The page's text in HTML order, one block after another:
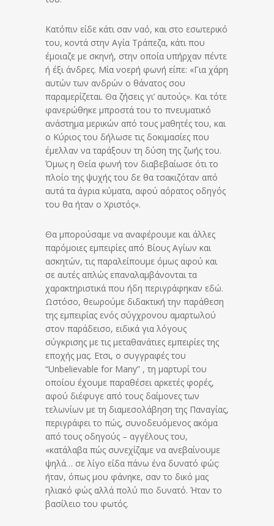
Κατόπιν είδε κάτι σαν ναό, και στο εσωτερικό
του, κοντά στην Αγία Τράπεζα, κάτι που
έμοιαζε με σκηνή, στην οποία υπήρχαν πέντε
ή έξι άνδρες. Μία νοερή φωνή είπε: «Για χάρη
αυτών των ανδρών ο θάνατος σου
παραμερίζεται. Θα ζήσεις γι’ αυτούς». Και τότε
φανερώθηκε μπροστά του το πνευματικό
ανάστημα μερικών από τους μαθητές του, και
ο Κύριος του δήλωσε τις δοκιμασίες που
έμελλαν να ταράξουν τη δύση της ζωής του.
Όμως η Θεία φωνή τον διαβεβαίωσε ότι το
πλοίο της ψυχής του δε θα τσακιζόταν από
αυτά τα άγρια κύματα, αφού αόρατος οδηγός
του θα ήταν ο Χριστός».
Θα μπορούσαμε να αναφέρουμε και άλλες
παρόμοιες εμπειρίες από Βίους Αγίων και
ασκητών, τις παραλείπουμε όμως αφού και
σε αυτές απλώς επαναλαμβάνονται τα
χαρακτηριστικά που ήδη περιγράφηκαν εδώ.
Ωστόσο, θεωρούμε διδακτική την παράθεση
της εμπειρίας ενός σύγχρονου αμαρτωλού
στον παράδεισο, ειδικά για λόγους
σύγκρισης με τις μεταθανάτιες εμπειρίες της
εποχής μας. Ετσι, ο συγγραφές του
“Unbelievable for Many” , τη μαρτυρί του
οποίου έχουμε παραθέσει αρκετές φορές,
αφού διέφυγε από τους δαίμονες των
τελωνίων με τη διαμεσολάβηση της Παναγίας,
περιγράφει το πώς, συνοδευόμενος ακόμα
από τους οδηγούς – αγγέλους του,
«κατάλαβα πώς συνεχίζαμε να ανεβαίνουμε
ψηλά… σε λίγο είδα πάνω ένα δυνατό φώς:
ήταν, όπως μου φάνηκε, σαν το δικό μας
ηλιακό φώς αλλά πολύ πιο δυνατό. Ήταν το
βασίλειο του φωτός.